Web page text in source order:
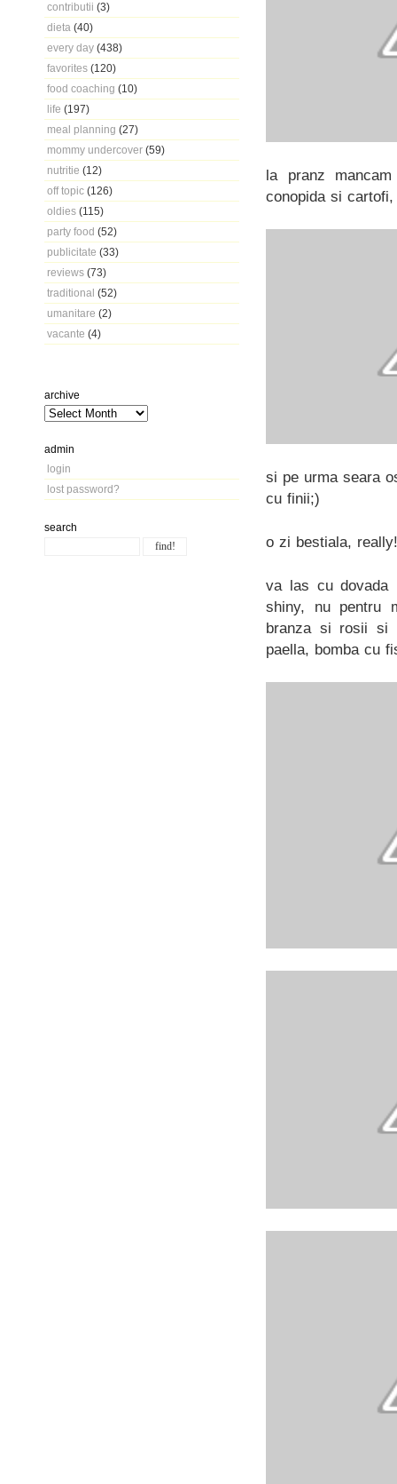
contributii (3)
dieta (40)
every day (438)
favorites (120)
food coaching (10)
life (197)
meal planning (27)
mommy undercover (59)
nutritie (12)
off topic (126)
oldies (115)
party food (52)
publicitate (33)
reviews (73)
traditional (52)
umanitare (2)
vacante (4)
archive
admin
login
lost password?
search
la pranz
conopida si
si pe urma seara
cu finii;)
o zi bestiala, really!
va las cu dovada
shiny, nu pentru
branza si rosii si
paella, bomba cu